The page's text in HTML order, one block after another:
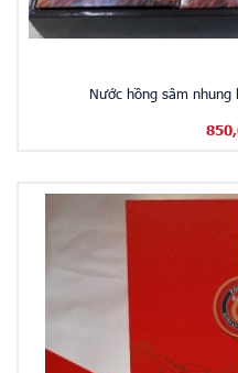
Nước hồng sâm